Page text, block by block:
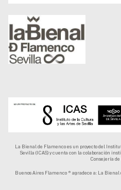
La Bienal de Flamenco es un proyecto del
Sevilla (ICAS) y cuenta con la colaboración
Consejería de
Buenos Aires Flamenco ® agradece a: La